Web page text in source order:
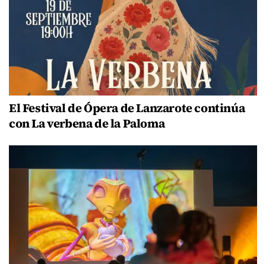
El Festival de Ópera de Lanzarote continúa
con La verbena de la Paloma